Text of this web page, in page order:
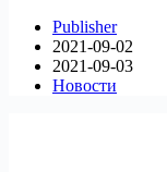
Publisher
2021-09-02
2021-09-03
Новости